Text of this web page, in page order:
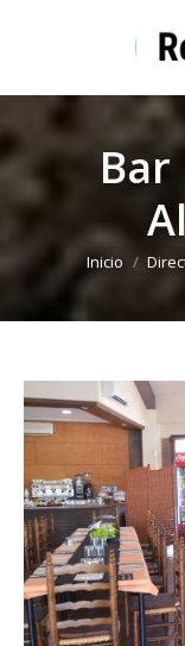
Estás aquí:
Inicio